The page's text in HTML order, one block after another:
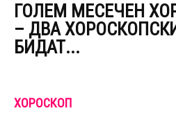
ГОЛЕМ МЕСЕЧЕН
– ДВА
БИДАТ...
ХОРОСКОП